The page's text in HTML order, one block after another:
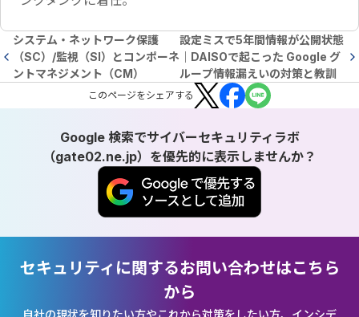
システム・ネットワーク保護
（SC）/監視（SI）とコンポーネ
ントマネジメント（CM）
設定ミスで5年間情報が公開状態
｜DAISOで起こった Google グ
ループ情報漏えいの対策と教訓
このページをシェアする
Google 検索でサイバーセキュリティラボ
（gate02.ne.jp）を優先的に表示しませんか？
セキュリティに関するお問い合わせはこちら
から